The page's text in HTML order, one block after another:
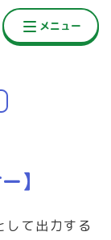
】
して出力する